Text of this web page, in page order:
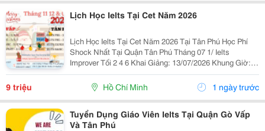
Lịch Học Ielts Tại Cet Năm 2026
Lịch Học Ielts Tại Cet Năm 2026 Tại Tân Phú Học Phí
Shock Nhất Tại Quận Tân Phú Tháng 07 1/ Ielts
Improver Tối 2 4 6 Khai Giảng: 13/07/2026 Khung Giờ:
18:00 Đến 21:00 Học Phí Ưu Đãi 5% Khi Đăng Ký 2/ Ielts
Basic Tối 3 5 7 Khai...
9 triệu Hồ Chí Minh 1 ngày trước
Tuyển Dụng Giáo Viên Ielts Tại Quận Gò Vấp
Và Tân Phú